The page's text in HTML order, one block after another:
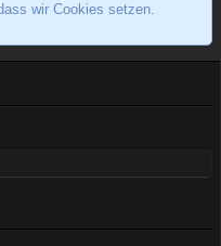
wir Cookies setzen.